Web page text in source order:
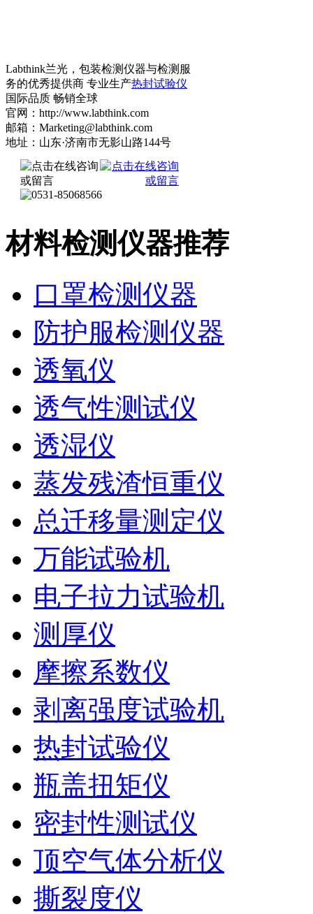
Labthink兰光，包装检测仪器与检测服
务的优秀提供商 专业生产热封试验仪
国际品质 畅销全球
官网：http://www.labthink.com
邮箱：Marketing@labthink.com
地址：山东·济南市无影山路144号
材料检测仪器推荐
口罩检测仪器
防护服检测仪器
透氧仪
透气性测试仪
透湿仪
蒸发残渣恒重仪
总迁移量测定仪
万能试验机
电子拉力试验机
测厚仪
摩擦系数仪
剥离强度试验机
热封试验仪
瓶盖扭矩仪
密封性测试仪
顶空气体分析仪
撕裂度仪